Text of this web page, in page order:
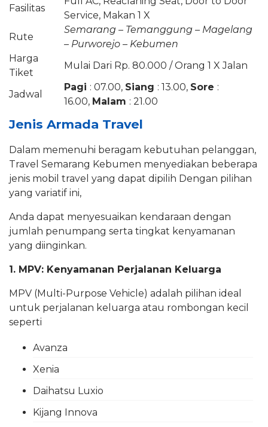
Fasilitas
Service, Makan 1 X
Rute
Semarang – Temanggung – Magelang
– Purworejo – Kebumen
Harga
Tiket
Mulai Dari Rp. 80.000 / Orang 1 X Jalan
Jadwal
Pagi : 07.00, Siang : 13.00, Sore :
16.00, Malam : 21.00
Jenis Armada Travel
Dalam memenuhi beragam kebutuhan pelanggan,
Travel Semarang Kebumen menyediakan beberapa
jenis mobil travel yang dapat dipilih Dengan pilihan
yang variatif ini,
Anda dapat menyesuaikan kendaraan dengan
jumlah penumpang serta tingkat kenyamanan
yang diinginkan.
1. MPV: Kenyamanan Perjalanan Keluarga
MPV (Multi-Purpose Vehicle) adalah pilihan ideal
untuk perjalanan keluarga atau rombongan kecil
seperti
Avanza
Xenia
Daihatsu Luxio
Kijang Innova